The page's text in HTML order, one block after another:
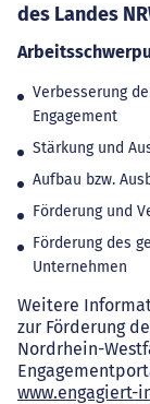
des Landes
Verbesserung
Engagement
Stärkung und
Aufbau bzw.
Förderung und
Förderung des
Unternehmen
Weitere
zur Förderung
Nordrhein-
www.engagiert-